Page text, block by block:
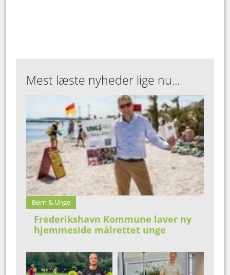
Mest læste nyheder lige nu...
Børn & Unge
Frederikshavn Kommune laver ny
hjemmeside målrettet unge